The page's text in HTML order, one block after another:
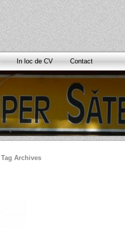
In loc de CV Contact
Tag Archives